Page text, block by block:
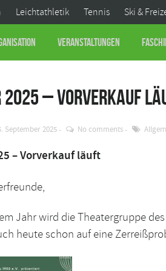
Leichtathletik Tennis Ski &
Veranstaltungen
2025 – Vorverkauf
September 2025 No comments
– Vorverkauf läuft
Jahr wird die Theatergruppe
heute schon auf eine